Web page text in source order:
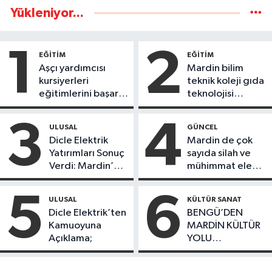
Yükleniyor...
1 EĞİTİM
Aşçı yardımcısı
kursiyerleri
eğitimlerini başarı
ile tamamladı
2 EĞİTİM
Mardin bilim
teknik koleji gıda
teknolojisi
öğrencileri
ürünlerini satarak
köydeki
çoçuklara kitap
desteğinde
bulundu
3 ULUSAL
Dicle Elektrik
Yatırımları Sonuç
Verdi: Mardin’de
Kayıp Kaçak
Düşüş
4 GÜNCEL
Mardin de çok
sayıda silah ve
mühimmat ele
geçirildi
5 ULUSAL
Dicle Elektrik’ten
Kamuoyuna
Açıklama;
6 KÜLTÜR SANAT
BENGÜ’DEN
MARDİN KÜLTÜR
YOLU
FESTIVALİ’NDE